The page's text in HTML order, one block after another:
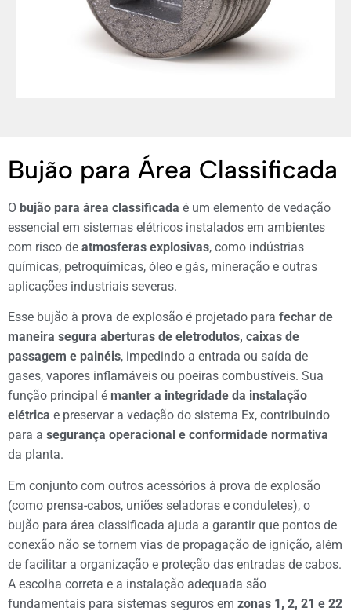
Bujão para Área Classificada
O bujão para área classificada é um elemento de vedação
essencial em sistemas elétricos instalados em ambientes
com risco de atmosferas explosivas, como indústrias
químicas, petroquímicas, óleo e gás, mineração e outras
aplicações industriais severas.
Esse bujão à prova de explosão é projetado para fechar de
maneira segura aberturas de eletrodutos, caixas de
passagem e painéis, impedindo a entrada ou saída de
gases, vapores inflamáveis ou poeiras combustíveis. Sua
função principal é manter a integridade da instalação
elétrica e preservar a vedação do sistema Ex, contribuindo
para a segurança operacional e conformidade normativa
da planta.
Em conjunto com outros acessórios à prova de explosão
(como prensa-cabos, uniões seladoras e conduletes), o
bujão para área classificada ajuda a garantir que pontos de
conexão não se tornem vias de propagação de ignição, além
de facilitar a organização e proteção das entradas de cabos.
A escolha correta e a instalação adequada são
fundamentais para sistemas seguros em zonas 1, 2, 21 e 22